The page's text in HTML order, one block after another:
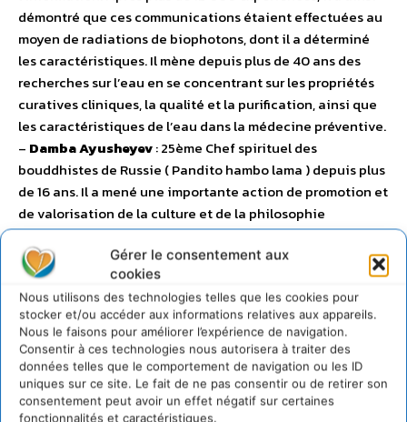
Gérer le consentement aux
cookies
Nous utilisons des technologies telles que les cookies pour
stocker et/ou accéder aux informations relatives aux appareils.
Nous le faisons pour améliorer l’expérience de navigation.
Consentir à ces technologies nous autorisera à traiter des
données telles que le comportement de navigation ou les ID
uniques sur ce site. Le fait de ne pas consentir ou de retirer son
consentement peut avoir un effet négatif sur certaines
fonctionnalités et caractéristiques.
démontré que ces communications étaient effectuées au
moyen de radiations de biophotons, dont il a déterminé
les caractéristiques. Il mène depuis plus de 40 ans des
recherches sur l’eau en se concentrant sur les propriétés
curatives cliniques, la qualité et la purification, ainsi que
les caractéristiques de l’eau dans la médecine préventive.
– Damba Ayusheyev: 25ème Chef spirituel des
bouddhistes de Russie ( Pandito hambo lama ) depuis plus
de 16 ans. Il a mené une importante action de promotion et
de valorisation de la culture et de la philosophie
bouddhiste dans ce pays (restauration de temples,
création de centres éducatifs etc…). Le Président russe
Dimitri Medvedev lui a rendu hommage en 2010, saluant
l’artisan du « renforcement des idéaux moraux et
spirituels des pratiquants de cette religion » et le
promoteur « du dialogue interconfessionnel, de la paix
civile et de l’harmonie dans notre pays ». –Patriarche
Cyril Ier: Primat de l’Eglise orthodoxe russe depuis 2009. Il
occupa les fonctions de Métropolitain (Archevêque) de